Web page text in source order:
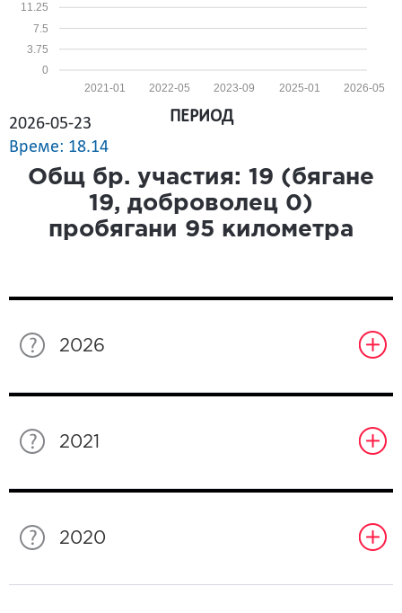
0
3.75
7.5
11.25
2026-05
2025-01
2023-09
2022-05
2021-01
2026-05-23
Време: 18.14
ПЕРИОД
Общ бр. участия: 19 (бягане
19, доброволец 0)
пробягани 95 километра
2026
2021
2020